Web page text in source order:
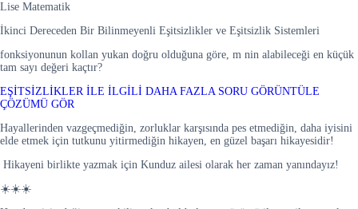
Lise Matematik
İkinci Dereceden Bir Bilinmeyenli Eşitsizlikler ve Eşitsizlik Sistemleri
fonksiyonunun kollan yukan doğru olduğuna göre, m nin alabileceği en küçük
tam sayı değeri kaçtır?
EŞİTSİZLİKLER İLE İLGİLİ DAHA FAZLA SORU GÖRÜNTÜLE
ÇÖZÜMÜ GÖR
Hayallerinden vazgeçmediğin, zorluklar karşısında pes etmediğin, daha iyisini
elde etmek için tutkunu yitirmediğin hikayen, en güzel başarı hikayesidir!
Hikayeni birlikte yazmak için Kunduz ailesi olarak her zaman yanındayız!
☀️☀️☀️